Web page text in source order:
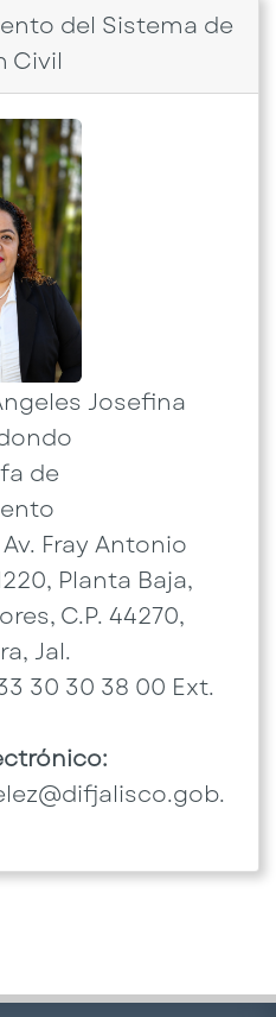
del Sistema de
Civil
Josefina
de
Av. Fray Antonio
Planta Baja,
C.P. 44270,
Jal.
30 30 38 00 Ext.